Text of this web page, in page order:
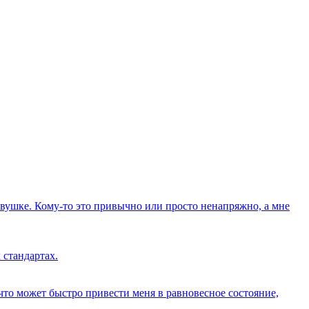
Кому-то это привычно или просто ненапряжно, а мне
может быстро привести меня в равновесное состояние,